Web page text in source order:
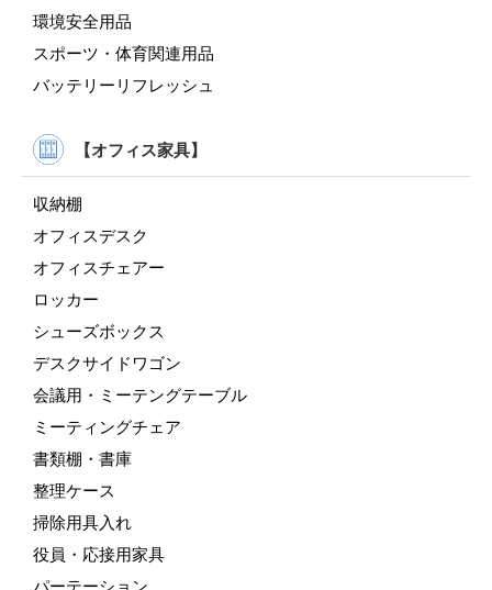
環境安全用品
スポーツ・体育関連用品
バッテリーリフレッシュ
【オフィス家具】
収納棚
オフィスデスク
オフィスチェアー
ロッカー
シューズボックス
デスクサイドワゴン
会議用・ミーテングテーブル
ミーティングチェア
書類棚・書庫
整理ケース
掃除用具入れ
役員・応接用家具
パーテーション